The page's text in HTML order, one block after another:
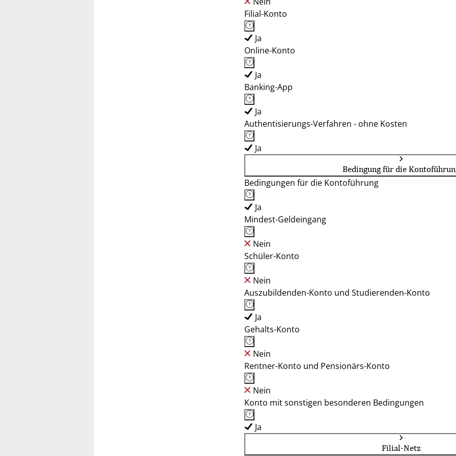
Filial-Konto
Ja
Online-Konto
Ja
Banking-App
Ja
Authentisierungs-Verfahren - ohne Kosten
Ja
Bedingung für die
Bedingungen für die Kontoführung
Ja
Mindest-Geldeingang
Nein
Schüler-Konto
Nein
Auszubildenden-Konto und Studierenden-Konto
Ja
Gehalts-Konto
Nein
Rentner-Konto und Pensionärs-Konto
Nein
Konto mit sonstigen besonderen Bedingungen
Ja
Filial-Netz